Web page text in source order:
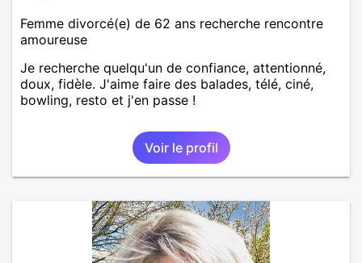
Femme divorcé(e) de 62 ans recherche rencontre
amoureuse
Je recherche quelqu'un de confiance, attentionné,
doux, fidèle. J'aime faire des balades, télé, ciné,
bowling, resto et j'en passe !
Voir le profil